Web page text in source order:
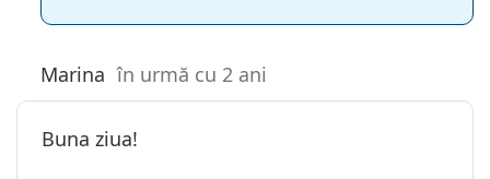
Marina în urmă cu 2 ani
Buna ziua!